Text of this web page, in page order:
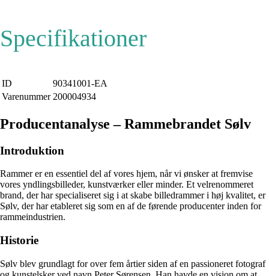
Specifikationer
ID
90341001-EA
Varenummer 200004934
Producentanalyse – Rammebrandet Sølv
Introduktion
Rammer er en essentiel del af vores hjem, når vi ønsker at fremvise
vores yndlingsbilleder, kunstværker eller minder. Et velrenommeret
brand, der har specialiseret sig i at skabe billedrammer i høj kvalitet, er
Sølv, der har etableret sig som en af de førende producenter inden for
rammeindustrien.
Historie
Sølv blev grundlagt for over fem årtier siden af en passioneret fotograf